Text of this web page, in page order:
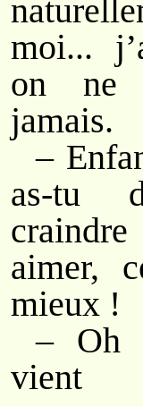
moi...
on ne
jamais.
–
as-tu
aimer,
mieux !
– Oh
vient